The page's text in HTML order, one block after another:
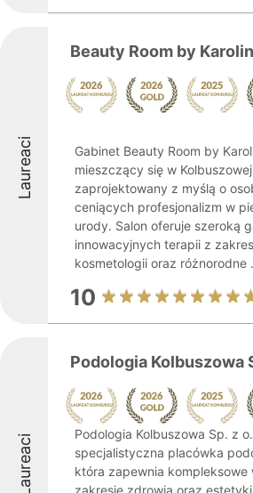
Laureaci
Beauty Room by
Gabinet Beauty Room by
mieszczący się w
zaprojektowany z myślą o
ceniących profesjonalizm w
urody. Salon oferuje szeroką
innowacyjnych terapii z
kosmetologii oraz różnorodne
10
Laureaci
Podologia Kolbuszowa
Podologia Kolbuszowa Sp. z
specjalistyczna placówka
która zapewnia kompleksowe
zakresie zdrowia oraz estetyki